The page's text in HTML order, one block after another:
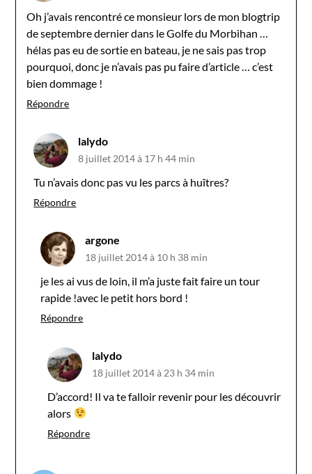
Oh j’avais rencontré ce monsieur lors de mon blogtrip
de septembre dernier dans le Golfe du Morbihan …
hélas pas eu de sortie en bateau, je ne sais pas trop
pourquoi, donc je n’avais pas pu faire d’article … c’est
bien dommage !
Répondre
lalydo
8 juillet 2014 à 17 h 44 min
Tu n’avais donc pas vu les parcs à huîtres?
Répondre
argone
18 juillet 2014 à 10 h 38 min
je les ai vus de loin, il m’a juste fait faire un tour
rapide !avec le petit hors bord !
Répondre
lalydo
18 juillet 2014 à 23 h 34 min
D’accord! Il va te falloir revenir pour les découvrir
alors
Répondre